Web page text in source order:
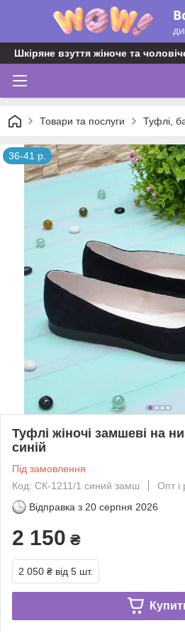
Шкіряне взуття жіноче та
Товари та послуги Туфлі,
36-41 р.
Туфлі жіночі замшеві на
синій
Під замовлення
Код: СК-1211/1 синий замш
Опт і
Відправка з 20 серпня 2026
2 150 ₴
2 050 ₴ від 5 шт.